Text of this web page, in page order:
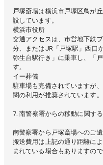
戸塚斎場は横浜市戸塚区鳥が
設しています。
横浜市役所
交通アクセスは、市営地下鉄
分、またはJR「戸塚駅」西口
弥生台駅行き」に乗車し、「
す。
イー葬儀
駐車場も完備されていますが
関の利用が推奨されています。
7. 南警察署からの移動に関す
南警察署から戸塚斎場へのご
搬送費用は上記の通り距離に
まれている場合もありますの